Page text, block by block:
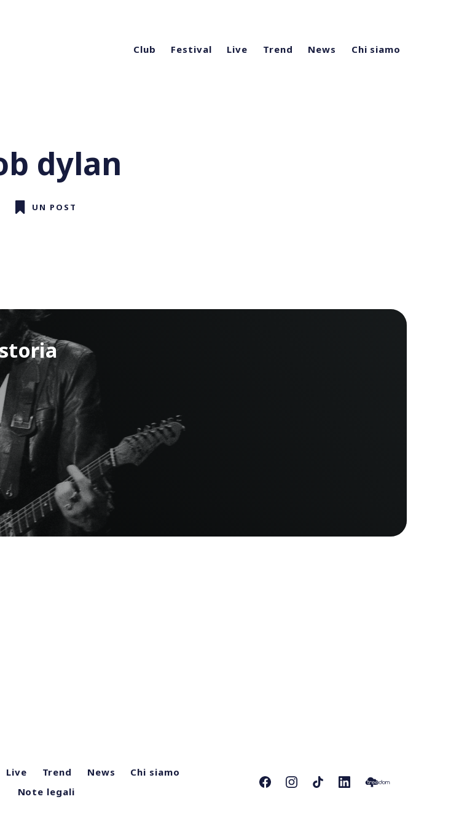
Club Festival Live Trend News Chi siamo
dylan
UN POST
Live Trend News
Chi siamo
Note legali